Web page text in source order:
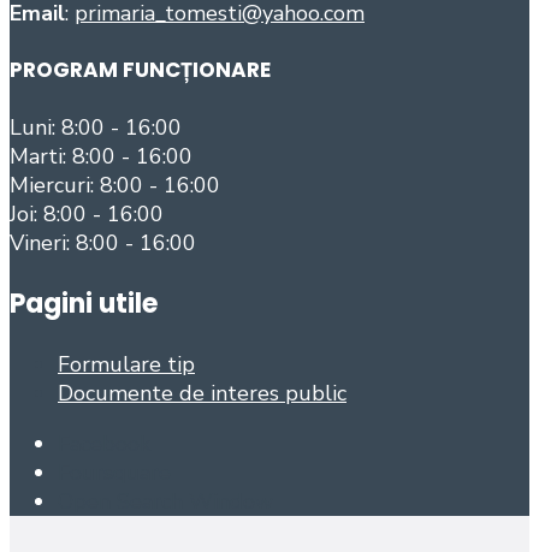
Email: primaria_tomesti@yahoo.com
PROGRAM FUNCȚIONARE
Luni: 8:00 - 16:00
Marti: 8:00 - 16:00
Miercuri: 8:00 - 16:00
Joi: 8:00 - 16:00
Vineri: 8:00 - 16:00
Pagini utile
Formulare tip
Documente de interes public